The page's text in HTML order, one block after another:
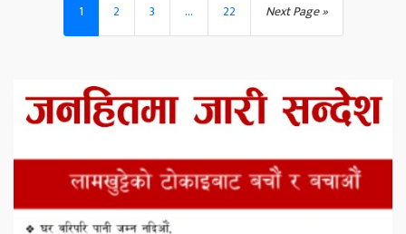
1 2 3 ... 22 Next Page »